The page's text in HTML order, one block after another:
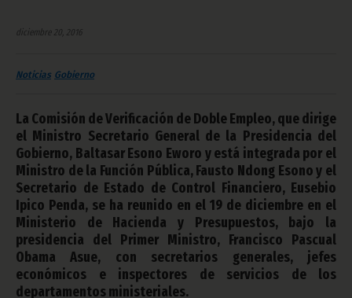
diciembre 20, 2016
Noticias Gobierno
La Comisión de Verificación de Doble Empleo, que dirige
el Ministro Secretario General de la Presidencia del
Gobierno, Baltasar Esono Eworo y está integrada por el
Ministro de la Función Pública, Fausto Ndong Esono y el
Secretario de Estado de Control Financiero, Eusebio
Ipico Penda, se ha reunido en el 19 de diciembre en el
Ministerio de Hacienda y Presupuestos, bajo la
presidencia del Primer Ministro, Francisco Pascual
Obama Asue, con secretarios generales, jefes
económicos e inspectores de servicios de los
departamentos ministeriales.